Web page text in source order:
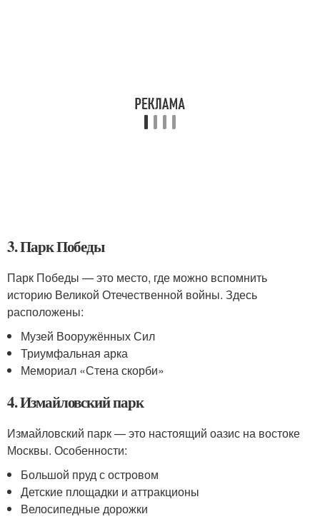
3. Парк Победы
Парк Победы — это место, где можно вспомнить
историю Великой Отечественной войны. Здесь
расположены:
Музей Вооружённых Сил
Триумфальная арка
Мемориал «Стена скорби»
4. Измайловский парк
Измайловский парк — это настоящий оазис на востоке
Москвы. Особенности:
Большой пруд с островом
Детские площадки и аттракционы
Велосипедные дорожки